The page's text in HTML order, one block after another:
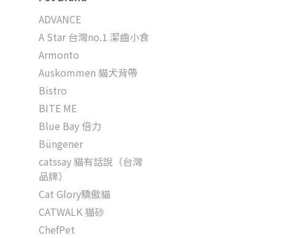
ADVANCE
A Star 台灣no.1 潔齒小食
Armonto
Auskommen 貓犬背帶
Bistro
BITE ME
Blue Bay 倍力
Büngener
catssay 貓有話說（台灣
品牌）
Cat Glory驕傲貓
CATWALK 猫砂
ChefPet